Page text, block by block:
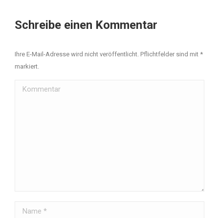
Schreibe einen Kommentar
Ihre E-Mail-Adresse wird nicht veröffentlicht. Pflichtfelder sind mit *
markiert.
Kommentar
Name *